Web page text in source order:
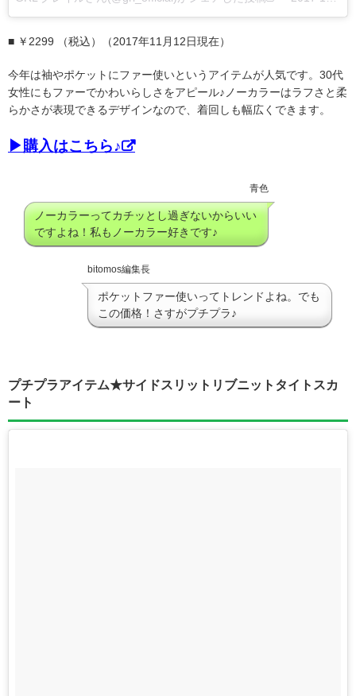
■ ￥2299 （税込）（2017年11月12日現在）
今年は袖やポケットにファー使いというアイテムが人気です。30代
女性にもファーでかわいらしさをアピール♪ノーカラーはラフさと柔
らかさが表現できるデザインなので、着回しも幅広くできます。
▶購入はこちら♪
青色
ノーカラーってカチッとし過ぎないからいい
ですよね！私もノーカラー好きです♪
bitomos編集長
ポケットファー使いってトレンドよね。でも
この価格！さすがプチプラ♪
プチプラアイテム★サイドスリットリブニットタイトスカ
ート